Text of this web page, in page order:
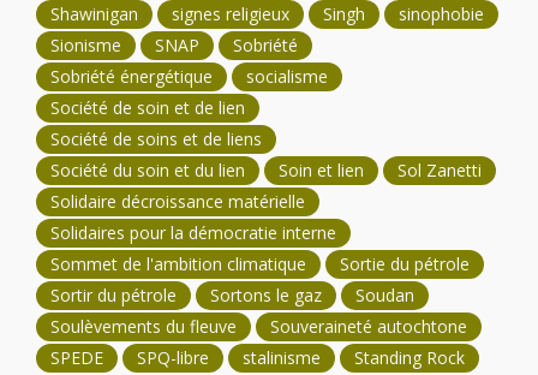
Shawinigan
signes religieux Singh
sinophobie
Sionisme
SNAP
Sobriété
Sobriété énergétique
socialisme
Société de soin et de lien
Société de soins et de liens
Société du soin et du lien
Soin et lien
Sol Zanetti
Solidaire décroissance matérielle
Solidaires pour la démocratie interne
Sommet de l'ambition climatique
Sortie du pétrole
Sortir du pétrole
Sortons le gaz
Soudan
Soulèvements du fleuve
Souveraineté autochtone
SPEDE
SPQ-libre stalinisme
Standing Rock